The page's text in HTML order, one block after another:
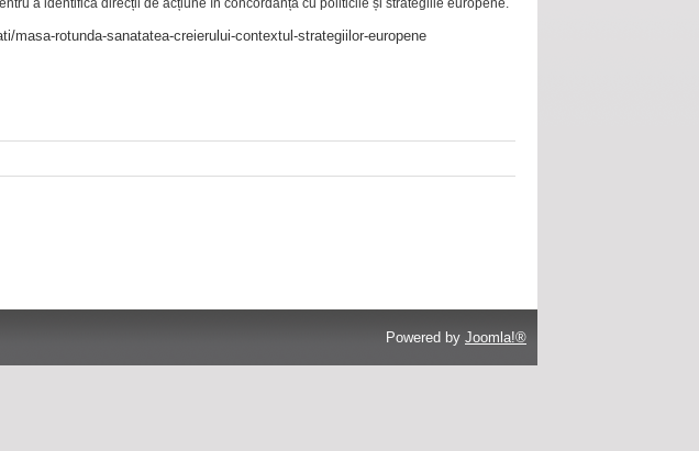
a identifica direcții de acțiune în concordanță cu politicile și strategiile europene.
masa-rotunda-sanatatea-creierului-contextul-strategiilor-europene
Powered by Joomla!®